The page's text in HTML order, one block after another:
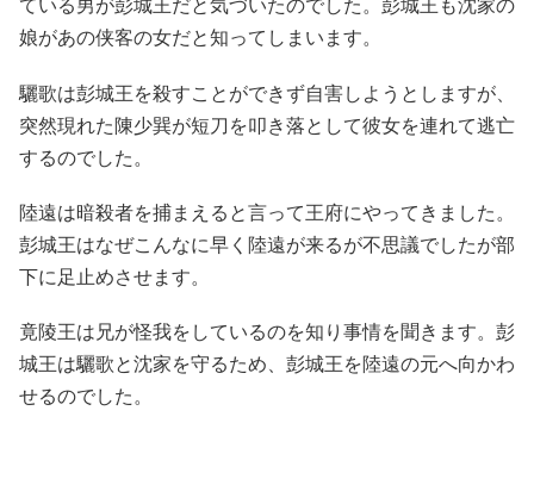
ている男が彭城王だと気づいたのでした。彭城王も沈家の
娘があの侠客の女だと知ってしまいます。
驪歌は彭城王を殺すことができず自害しようとしますが、
突然現れた陳少巽が短刀を叩き落として彼女を連れて逃亡
するのでした。
陸遠は暗殺者を捕まえると言って王府にやってきました。
彭城王はなぜこんなに早く陸遠が来るが不思議でしたが部
下に足止めさせます。
竟陵王は兄が怪我をしているのを知り事情を聞きます。彭
城王は驪歌と沈家を守るため、彭城王を陸遠の元へ向かわ
せるのでした。